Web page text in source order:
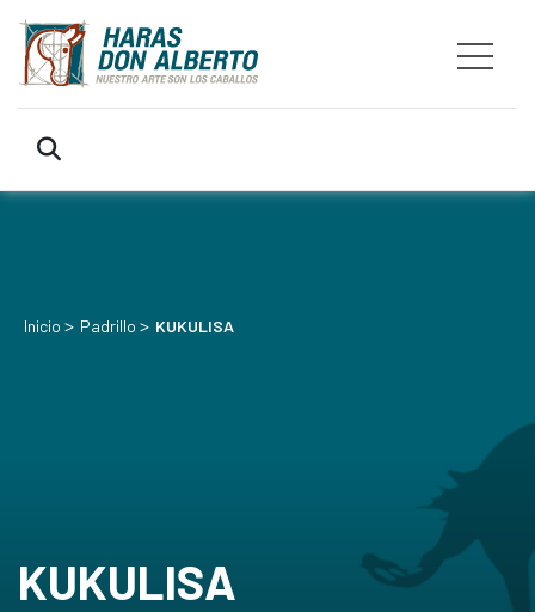
Inicio > Padrillo > KUKULISA
KUKULISA